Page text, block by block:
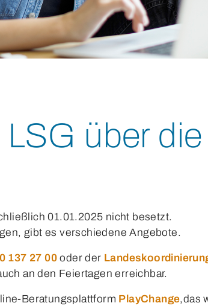
über
01.01.2025 nicht besetzt.
gibt es verschiedene Angebote.
137 27 00 oder der
an den Feiertagen erreichbar.
Beratungsplattform PlayChange,das